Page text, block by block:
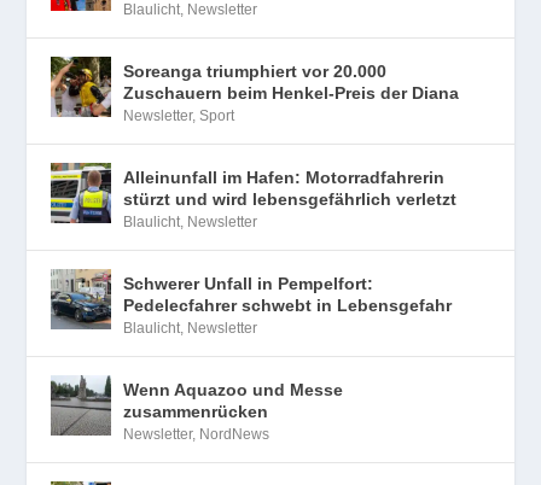
Blaulicht, Newsletter
Soreanga triumphiert vor 20.000
Zuschauern beim Henkel-Preis der Diana
Newsletter,Sport
Alleinunfall im Hafen: Motorradfahrerin
stürzt und wird lebensgefährlich verletzt
Blaulicht, Newsletter
Schwerer Unfall in Pempelfort:
Pedelecfahrer schwebt in Lebensgefahr
Blaulicht, Newsletter
Wenn Aquazoo und Messe
zusammenrücken
Newsletter, NordNews